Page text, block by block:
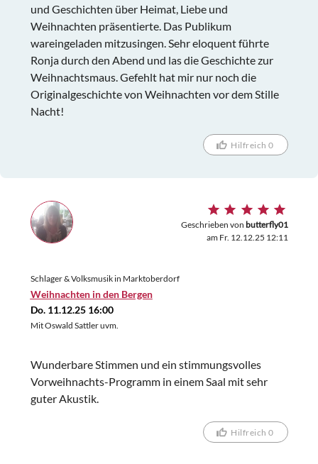
und Geschichten über Heimat, Liebe und
Weihnachten präsentierte. Das Publikum
wareingeladen mitzusingen. Sehr eloquent führte
Ronja durch den Abend und las die Geschichte zur
Weihnachtsmaus. Gefehlt hat mir nur noch die
Originalgeschichte von Weihnachten vor dem Stille
Nacht!
Hilfreich 0
Geschrieben von butterfly01
am Fr. 12.12.25 12:11
Schlager & Volksmusik in Marktoberdorf
Weihnachten in den Bergen
Do. 11.12.25 16:00
Mit Oswald Sattler uvm.
Wunderbare Stimmen und ein stimmungsvolles
Vorweihnachts-Programm in einem Saal mit sehr
guter Akustik.
Hilfreich 0